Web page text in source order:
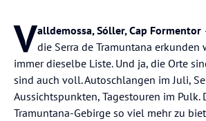
Valldemossa, Sóller, Cap Formentor
die Serra de Tramuntana
immer dieselbe Liste. Und ja, die Orte
sind auch voll. Autoschlangen im Juli,
Aussichtspunkten, Tagestouren im Pulk.
Tramuntana-Gebirge so viel mehr zu